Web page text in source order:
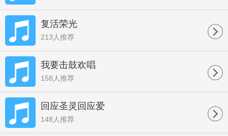
复活荣光
213人推荐
我要击鼓欢唱
158人推荐
回应圣灵回应爱
148人推荐